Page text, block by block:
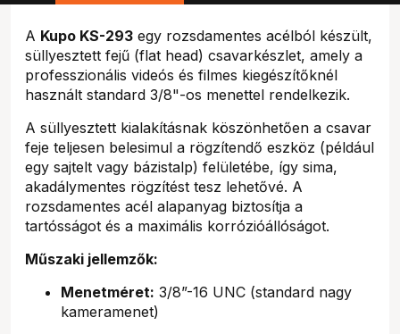
A Kupo KS-293 egy rozsdamentes acélból készült,
süllyesztett fejű (flat head) csavarkészlet, amely a
professzionális videós és filmes kiegészítőknél
használt standard 3/8"-os menettel rendelkezik.
A süllyesztett kialakításnak köszönhetően a csavar
feje teljesen belesimul a rögzítendő eszköz (például
egy sajtelt vagy bázistalp) felületébe, így sima,
akadálymentes rögzítést tesz lehetővé. A
rozsdamentes acél alapanyag biztosítja a
tartósságot és a maximális korrózióállóságot.
Műszaki jellemzők:
Menetméret: 3/8”-16 UNC (standard nagy
kameramenet)